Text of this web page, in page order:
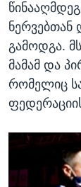
ნერვებთან
გამოდგა.
მამამ და
რომელიც